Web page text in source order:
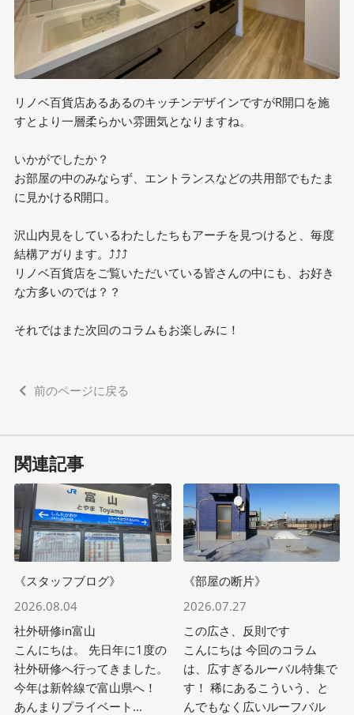
リノベ百貨店あるあるのキッチンデザインですがR開口を施
すとより一層柔らかい雰囲気となりますね。
いかがでしたか？
お部屋の中のみならず、エントランスなどの共用部でもたま
に見かけるR開口。
沢山内見をしているわたしたちもアーチを見つけると、毎度
結構アガります。⤴⤴⤴
リノベ百貨店をご覧いただいている皆さんの中にも、お好き
な方多いのでは？？
それではまた次回のコラムもお楽しみに！
前のページに戻る
関連記事
《スタッフブログ》
2026.08.04
社外研修in富山
こんにちは。 先日年に1度の
社外研修へ行ってきました。
今年は新幹線で富山県へ！
あんまりプライベート...
《部屋の断片》
2026.07.27
この広さ、反則です
こんにちは 今回のコラム
は、広すぎるルーバル特集で
す！ 稀にあるこういう、と
んでもなく広いルーフバル